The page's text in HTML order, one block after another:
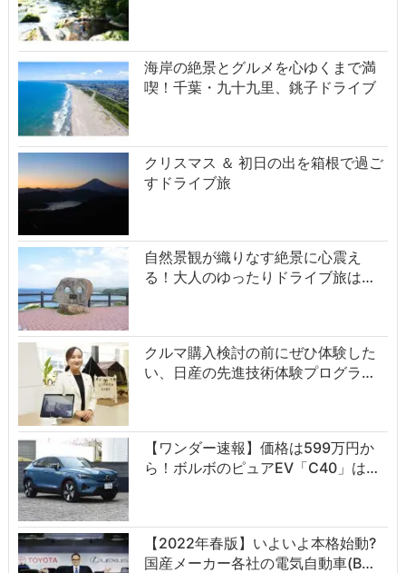
海岸の絶景とグルメを心ゆくまで満
喫！千葉・九十九里、銚子ドライブ
クリスマス ＆ 初日の出を箱根で過ご
すドライブ旅
自然景観が織りなす絶景に心震え
る！大人のゆったりドライブ旅は…
クルマ購入検討の前にぜひ体験した
い、日産の先進技術体験プログラ…
【ワンダー速報】価格は599万円か
ら！ボルボのピュアEV「C40」は…
【2022年春版】いよいよ本格始動?
国産メーカー各社の電気自動車(B…